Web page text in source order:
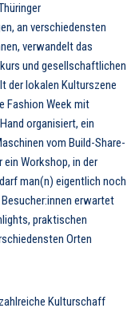
an verschiedensten
verwandelt das
und gesellschaftlichen
der lokalen Kulturszene
Fashion Week mit
organisiert, ein
vom Build-Share-
ein Workshop, in der
man(n) eigentlich noch
erwartet
praktischen
Orten
Kulturschaff